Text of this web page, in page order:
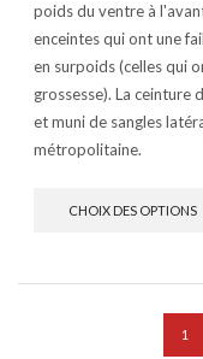
poids du ventre à
enceintes qui ont une
en surpoids (celles qui
grossesse). La ceinture
et muni de sangles
métropolitaine.
CHOIX DES OPTIONS
1